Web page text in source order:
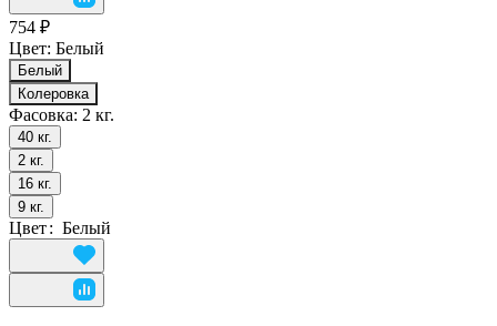
754 ₽
Цвет: Белый
Белый
Колеровка
Фасовка: 2 кг.
40 кг.
2 кг.
16 кг.
9 кг.
Цвет: Белый